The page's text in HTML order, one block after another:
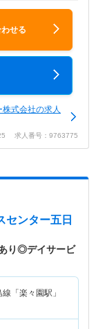
せる
式会社の求人
求人番号：9763775
センター五日
り◎デイサービ
「楽々園駅」